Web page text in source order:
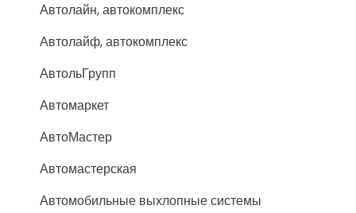
Автолайн, автокомплекс
Автолайф, автокомплекс
АвтольГрупп
Автомаркет
АвтоМастер
Автомастерская
Автомобильные выхлопные системы